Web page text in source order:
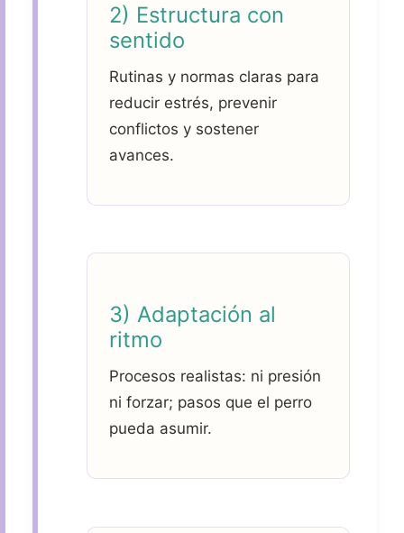
2) Estructura con
sentido
Rutinas y normas claras para
reducir estrés, prevenir
conflictos y sostener
avances.
3) Adaptación al
ritmo
Procesos realistas: ni presión
ni forzar; pasos que el perro
pueda asumir.